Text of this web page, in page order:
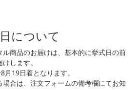
について
商品のお届けは、基本的に挙式日の前
します。
19日着となります。
合は、注文フォームの備考欄にてお知